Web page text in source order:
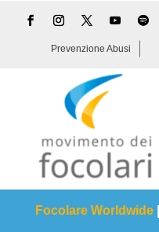
Prevenzione Abusi
Focolare Worldwide|